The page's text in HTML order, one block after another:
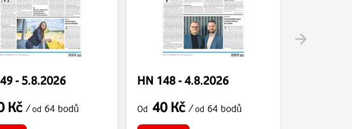
- 5.8.2026
Kč/od 64 bodů
HN 148 - 4.8.2026
Od 40 Kč/od 64 bodů